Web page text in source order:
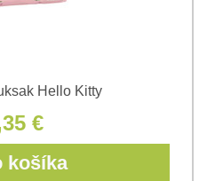
Hello Kitty
€